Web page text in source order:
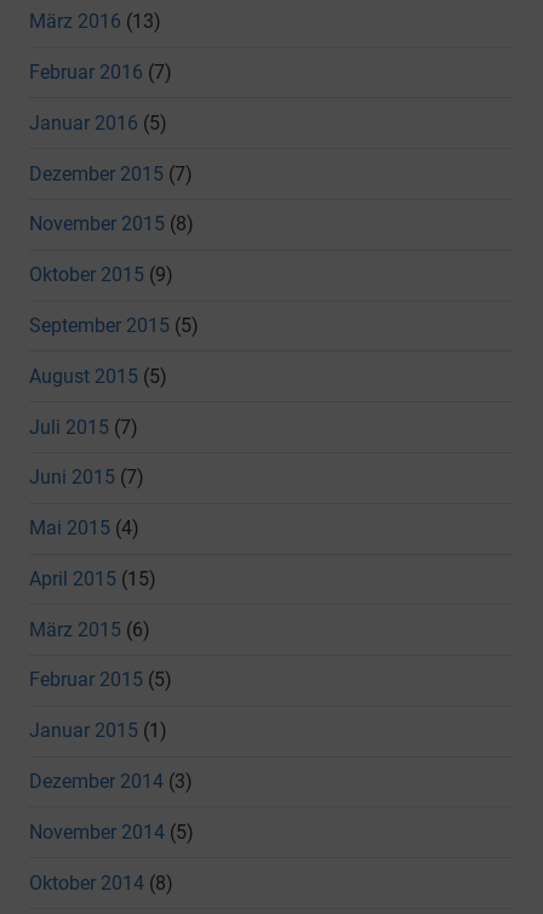
März 2016 (13)
Februar 2016 (7)
Januar 2016 (5)
Dezember 2015 (7)
November 2015 (8)
Oktober 2015 (9)
September 2015 (5)
August 2015 (5)
Juli 2015 (7)
Juni 2015 (7)
Mai 2015 (4)
April 2015 (15)
März 2015 (6)
Februar 2015 (5)
Januar 2015 (1)
Dezember 2014 (3)
November 2014 (5)
Oktober 2014 (8)